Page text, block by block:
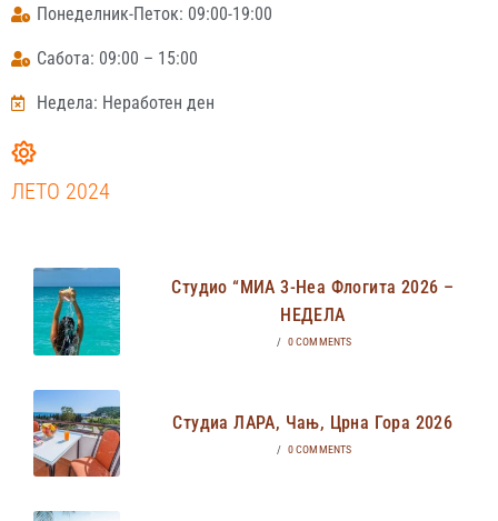
Понеделник-Петок: 09:00-19:00
Сабота: 09:00 – 15:00
Недела: Неработен ден
ЛЕТО 2024
Студио “МИА 3-Неа Флогита 2026 –
НЕДЕЛА
/ 0 COMMENTS
Студиа ЛАРА, Чањ, Црна Гора 2026
/ 0 COMMENTS